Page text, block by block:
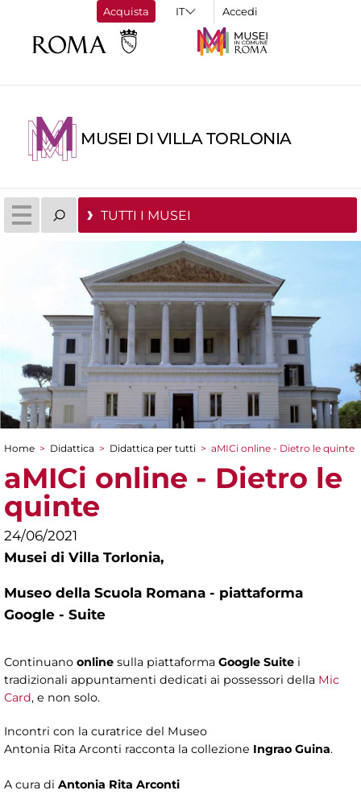
Acquista Accedi
MUSEI DI VILLA TORLONIA
TUTTI I MUSEI
Tu sei qui
Home > Didattica > Didattica per tutti > aMICi online - Dietro le quinte
aMICi online - Dietro le
quinte
24/06/2021
Musei di Villa Torlonia,
Museo della Scuola Romana - piattaforma
Google - Suite
Continuano online sulla piattaforma Google Suite i
tradizionali appuntamenti dedicati ai possessori della Mic
Card, e non solo.
Incontri con la curatrice del Museo
Antonia Rita Arconti racconta la collezione Ingrao Guina.
A cura di Antonia Rita Arconti